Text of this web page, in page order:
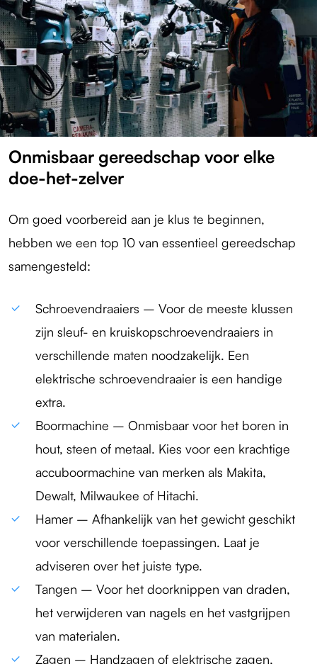
Onmisbaar gereedschap voor elke
doe-het-zelver
Om goed voorbereid aan je klus te beginnen,
hebben we een top 10 van essentieel gereedschap
samengesteld:
Schroevendraaiers – Voor de meeste klussen
zijn sleuf- en kruiskopschroevendraaiers in
verschillende maten noodzakelijk. Een
elektrische schroevendraaier is een handige
extra.
Boormachine – Onmisbaar voor het boren in
hout, steen of metaal. Kies voor een krachtige
accuboormachine van merken als Makita,
Dewalt, Milwaukee of Hitachi.
Hamer – Afhankelijk van het gewicht geschikt
voor verschillende toepassingen. Laat je
adviseren over het juiste type.
Tangen – Voor het doorknippen van draden,
het verwijderen van nagels en het vastgrijpen
van materialen.
Zagen – Handzagen of elektrische zagen,